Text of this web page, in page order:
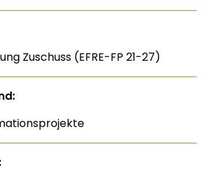
Zuschuss (EFRE-FP 21-27)